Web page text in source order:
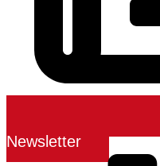
Newsletter